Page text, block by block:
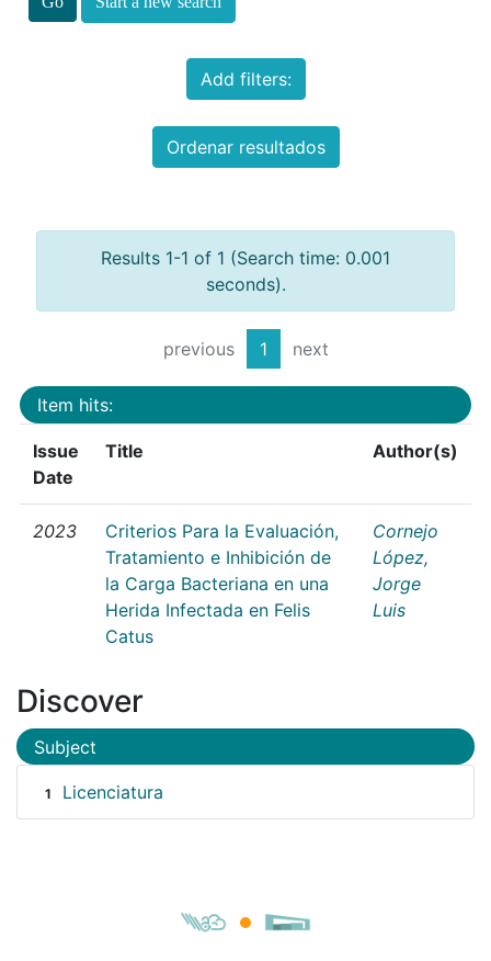
Add filters:
Ordenar resultados
Results 1-1 of 1 (Search time: 0.001
seconds).
previous 1 next
Item hits:
Issue
Date
Title Author(s)
2023
Criterios Para la Evaluación,
Tratamiento e Inhibición de
la Carga Bacteriana en una
Herida Infectada en Felis
Catus
Cornejo
López,
Jorge
Luis
Discover
Subject
1 Licenciatura